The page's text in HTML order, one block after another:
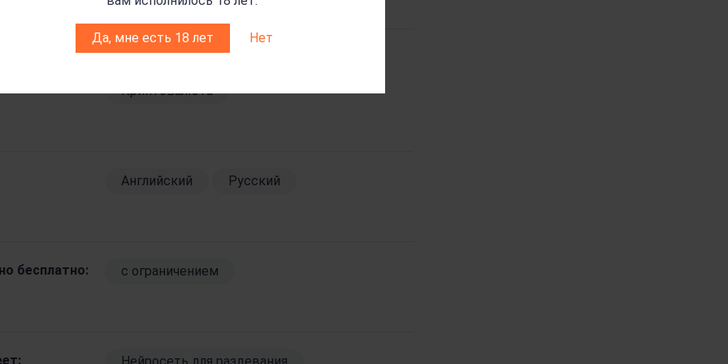
Да, мне есть 18 лет Нет
KZT RUB
Криптовалюта
Английский Русский
бесплатно: c ограничением